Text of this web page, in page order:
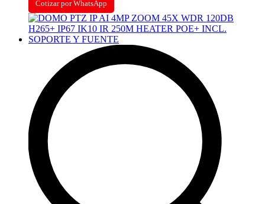
Cotizar por WhatsApp